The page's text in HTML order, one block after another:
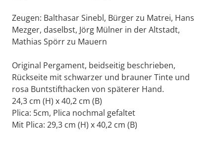
Zeugen: Balthasar Sinebl, Bürger zu Matrei, Hans
Mezger, daselbst, Jörg Mülner in der Altstadt,
Mathias Spörr zu Mauern
Original Pergament, beidseitig beschrieben,
Rückseite mit schwarzer und brauner Tinte und
rosa Buntstifthacken von späterer Hand.
24,3 cm (H) x 40,2 cm (B)
Plica: 5cm, Plica nochmal gefaltet
Mit Plica: 29,3 cm (H) x 40,2 cm (B)